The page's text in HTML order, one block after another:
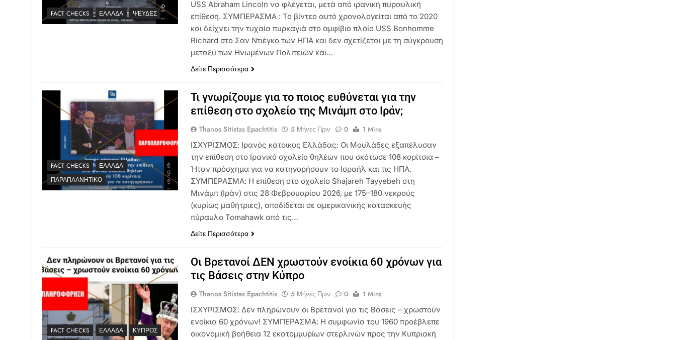
FACT CHECKS ΕΛΛΆΔΑ ΨΕΥΔΈΣ
USS Abraham Lincoln να φλέγεται, μετά από ιρανική πυραυλική
επίθεση. ΣΥΜΠΕΡΑΣΜΑ : Το βίντεο αυτό χρονολογείται από το 2020
και δείχνει την τυχαία πυρκαγιά στο αμφίβιο πλοίο USS Bonhomme
Richard στο Σαν Ντιέγκο των ΗΠΑ και δεν σχετίζεται με τη σύγκρουση
μεταξύ των Ηνωμένων Πολιτειών και…
Δείτε Περισσότερα
FACT CHECKS
ΕΛΛΆΔΑ
ΠΑΡΑΠΛΑΝΗΤΙΚΌ
Τι γνωρίζουμε για το ποιος ευθύνεται για την
επίθεση στο σχολείο της Μινάμπ στο Ιράν;
Thanos Sitistas Epachtitis 5 Μήνες Πριν 0
1 Mins
ΙΣΧΥΡΙΣΜΟΣ: Ιρανός κάτοικος Ελλάδας: Οι Μουλάδες εξαπέλυσαν
την επίθεση στο Ιρανικό σχολείο θηλέων που σκότωσε 108 κορίτσια –
Ήταν πρόσχημα για να κατηγορήσουν το Ισραήλ και τις ΗΠΑ.
ΣΥΜΠΕΡΑΣΜΑ: Η επίθεση στο σχολείο Shajareh Tayyebeh στη
Μινάμπ (Ιράν) στις 28 Φεβρουαρίου 2026, με 175–180 νεκρούς
(κυρίως μαθήτριες), αποδίδεται σε αμερικανικής κατασκευής
πύραυλο Tomahawk από τις…
Δείτε Περισσότερα
FACT CHECKS ΕΛΛΆΔΑ
ΚΎΠΡΟΣ
Οι Βρετανοί ΔΕΝ χρωστούν ενοίκια 60 χρόνων για
τις Βάσεις στην Κύπρο
Thanos Sitistas Epachtitis 5 Μήνες Πριν 0
1 Mins
ΙΣΧΥΡΙΣΜΟΣ: Δεν πληρώνουν οι Βρετανοί για τις Βάσεις – χρωστούν
ενοίκια 60 χρόνων! ΣΥΜΠΕΡΑΣΜΑ: Η συμφωνία του 1960 προέβλεπε
οικονομική βοήθεια 12 εκατομμυρίων στερλινών προς την Κυπριακή